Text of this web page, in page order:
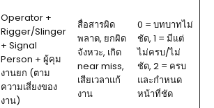
Operator +
Rigger/Slinger
+ Signal
Person + ผู้คุม
งานยก (ตาม
ความเสี่ยงของ
งาน)
สื่อสารผิด
พลาด, ยกผิด
จังหวะ, เกิด
near miss,
เสียเวลาแก้
งาน
0 = บทบาทไม่
ชัด, 1 = มีแต่
ไม่ครบ/ไม่
ชัด, 2 = ครบ
และกำหนด
หน้าที่ชัด